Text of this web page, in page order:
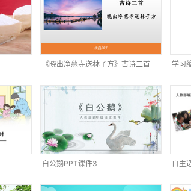
《晓出净慈寺送林子方》古诗二首
学习
白公鹅PPT课件3 自主